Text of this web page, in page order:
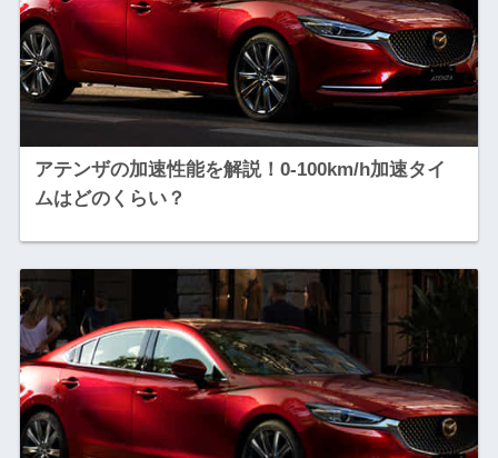
アテンザの加速性能を解説！0-100km/h加速タイ
ムはどのくらい？